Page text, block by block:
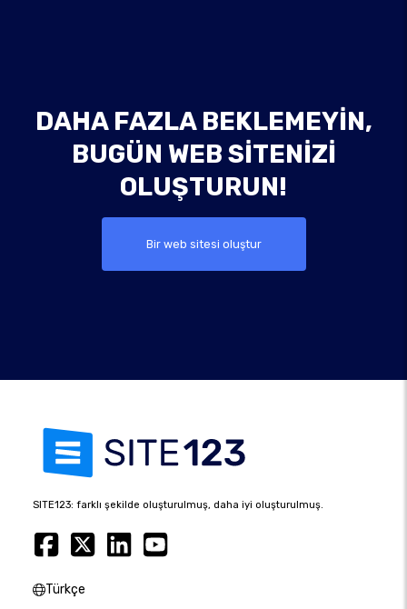
DAHA FAZLA BEKLEMEYIN,
BUGÜN WEB SITENIZI
OLUŞTURUN!
Bir web sitesi oluştur
SITE123: farklı şekilde oluşturulmuş, daha iyi oluşturulmuş.
Türkçe